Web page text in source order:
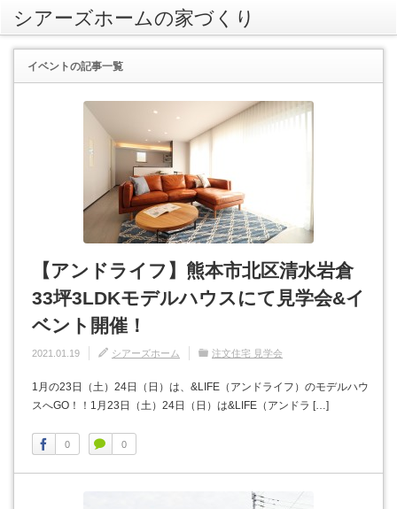
シアーズホームの家づくり
イベントの記事一覧
【アンドライフ】熊本市北区清水岩倉
33坪3LDKモデルハウスにて見学会&イ
ベント開催！
2021.01.19 シアーズホーム 注文住宅 見学会
1月の23日（土）24日（日）は、&LIFE（アンドライフ）のモデルハウ
スへGO！！1月23日（土）24日（日）は&LIFE（アンドラ […]
0 0